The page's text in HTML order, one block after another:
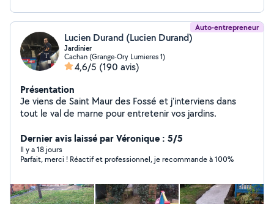
Auto-entrepreneur
Lucien Durand (Lucien Durand)
Jardinier
Cachan (Grange-Ory Lumieres 1)
4,6/5 (190 avis)
Présentation
Je viens de Saint Maur des Fossé et j'interviens dans
tout le val de marne pour entretenir vos jardins.
Dernier avis laissé par Véronique : 5/5
Il y a 18 jours
Parfait, merci ! Réactif et professionnel, je recommande à 100%